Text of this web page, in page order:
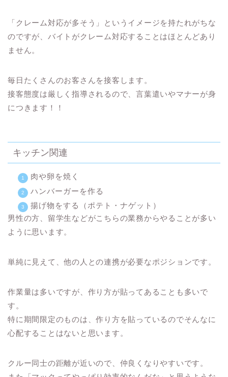
「クレーム対応が多そう」というイメージを持たれがちな
のですが、バイトがクレーム対応することはほとんどあり
ません。
毎日たくさんのお客さんを接客します。
接客態度は厳しく指導されるので、言葉遣いやマナーが身
につきます！！
キッチン関連
肉や卵を焼く
ハンバーガーを作る
揚げ物をする（ポテト・ナゲット）
男性の方、留学生などがこちらの業務からやることが多い
ように思います。
単純に見えて、他の人との連携が必要なポジションです。
作業量は多いですが、作り方が貼ってあることも多いで
す。
特に期間限定のものは、作り方を貼っているのでそんなに
心配することはないと思います。
クルー同士の距離が近いので、仲良くなりやすいです。